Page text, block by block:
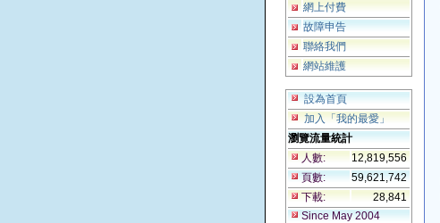
網上付費
故障申告
聯絡我們
網站維護
設為首頁
加入「我的最愛」
瀏覽流量統計
人數:
12,819,556
頁數:
59,621,742
下載:
28,841
Since May 2004